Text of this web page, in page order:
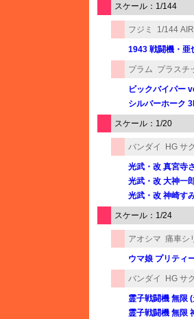
スケール：1/144
フジミ 1/144
1943 戦闘機・亜
プラム プラスチ
ビックバイパー
シルバーホーク
スケール：1/20
バンダイ HG サ
光武・改 真宮寺
光武・改 大神一
光武・改 神崎す
スケール：1/24
アオシマ 痛車シ
ウマ娘 プリティ
バンダイ HG サ
霊子戦闘機 無限
霊子戦闘機 無限